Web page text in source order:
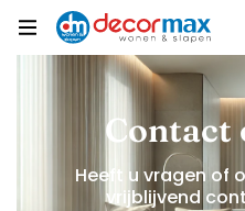
Contact
Heeft u vragen of
vrijblijvend